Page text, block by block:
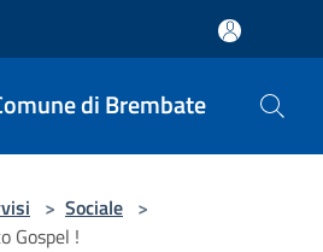
di Brembate
> Sociale >
Gospel !